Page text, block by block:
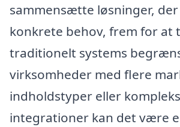
sammensætte løsninger,
konkrete behov, frem for at
traditionelt systems
virksomheder med flere
indholdstyper eller
integrationer kan det være